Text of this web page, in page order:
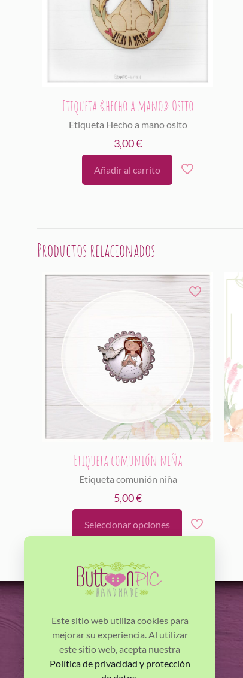
Etiqueta «hecho a mano» Osito
Etiqueta Hecho a mano osito
3,00€
Añadir al carrito
Productos relacionados
Etiqueta comunión niña
Etiqueta comunión niña
5,00€
Seleccionar opciones
Este
múltiples
variantes.
opciones
se
pueden
elegir
Horacio Jackson Villalonga - Buttonpic.
Este sitio web utiliza cookies para
mejorar su experiencia. Al utilizar
este sitio web, acepta nuestra
Política de privacidad y protección